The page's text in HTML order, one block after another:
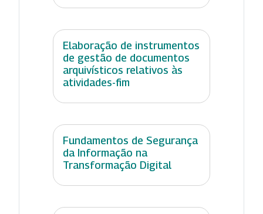
Elaboração de instrumentos
de gestão de documentos
arquivísticos relativos às
atividades-fim
Fundamentos de Segurança
da Informação na
Transformação Digital